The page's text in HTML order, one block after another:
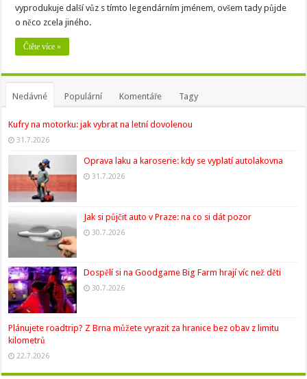
vyprodukuje další vůz s tímto legendárním jménem, ovšem tady půjde
o něco zcela jiného.
Čtěte více »
Nedávné Populární Komentáře Tagy
Kufry na motorku: jak vybrat na letní dovolenou
31.7.2026
Oprava laku a karoserie: kdy se vyplatí autolakovna
31.7.2026
Jak si půjčit auto v Praze: na co si dát pozor
30.7.2026
Dospělí si na Goodgame Big Farm hrají víc než děti
30.7.2026
Plánujete roadtrip? Z Brna můžete vyrazit za hranice bez obav z limitu
kilometrů
22.7.2026